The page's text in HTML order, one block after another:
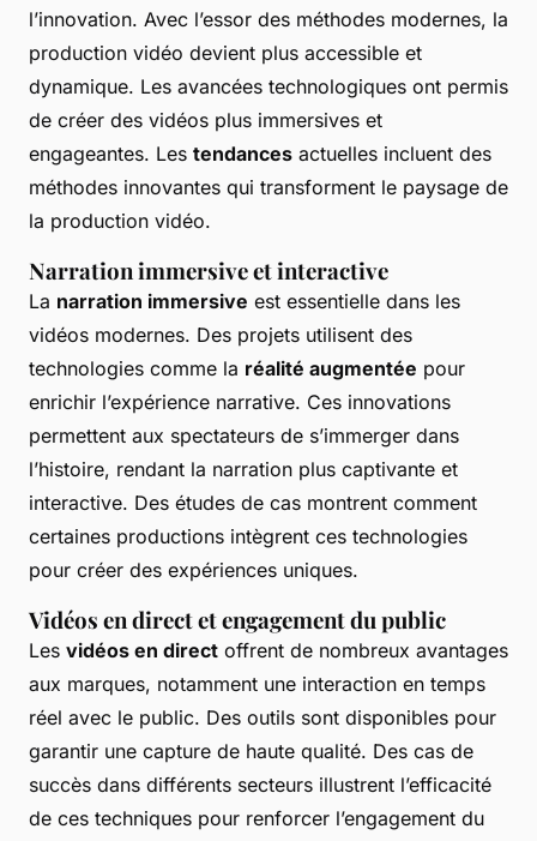
l’innovation. Avec l’essor des méthodes modernes, la
production vidéo devient plus accessible et
dynamique. Les avancées technologiques ont permis
de créer des vidéos plus immersives et
engageantes. Les tendances actuelles incluent des
méthodes innovantes qui transforment le paysage de
la production vidéo.
Narration immersive et interactive
La narration immersive est essentielle dans les
vidéos modernes. Des projets utilisent des
technologies comme la réalité augmentée pour
enrichir l’expérience narrative. Ces innovations
permettent aux spectateurs de s’immerger dans
l’histoire, rendant la narration plus captivante et
interactive. Des études de cas montrent comment
certaines productions intègrent ces technologies
pour créer des expériences uniques.
Vidéos en direct et engagement du public
Les vidéos en direct offrent de nombreux avantages
aux marques, notamment une interaction en temps
réel avec le public. Des outils sont disponibles pour
garantir une capture de haute qualité. Des cas de
succès dans différents secteurs illustrent l’efficacité
de ces techniques pour renforcer l’engagement du